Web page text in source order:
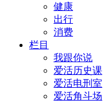
健康
出行
消费
栏目
我跟你说
爱活历史课
爱活电刑室
爱活角斗场